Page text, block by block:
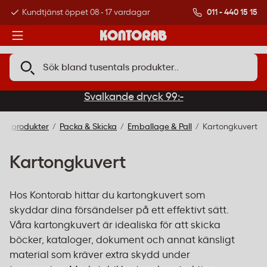
Kundtjänst öppet 08 - 17 vardagar Över 500 000
011 - 440 15 15
Svalkande dryck 99:-
produkter Packa & Skicka Emballage & Pall Kartongkuvert
Kartongkuvert
Hos Kontorab hittar du kartongkuvert som
skyddar dina försändelser på ett effektivt sätt.
Våra kartongkuvert är idealiska för att skicka
böcker, kataloger, dokument och annat känsligt
material som kräver extra skydd under